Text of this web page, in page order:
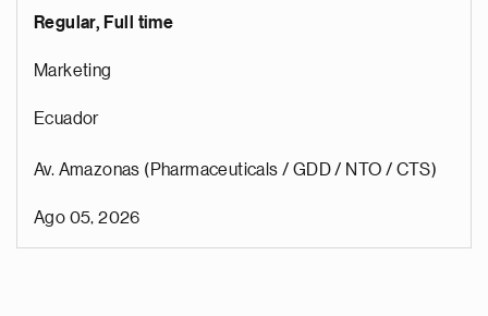
Regular, Full time
Marketing
Ecuador
Av. Amazonas (Pharmaceuticals / GDD / NTO / CTS)
Ago 05, 2026